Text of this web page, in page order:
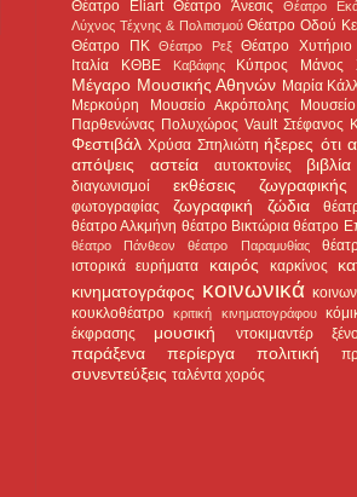
Θέατρο Eliart Θέατρο Άνεσις Θέατρο
Λύχνος Τέχνης & Πολιτισμού Θέατρο Οδού
Θέατρο ΠΚ
Θέατρο Ρεξ Θέατρο Χυτήριο
Ιταλία ΚΘΒΕ Καβάφης Κύπρος Μάνος
Μέγαρο Μουσικής Αθηνών Μαρία
Μερκούρη
Μουσείο Ακρόπολης
Παρθενώνας Πολυχώρος Vault Στέφανος
Φεστιβάλ Χρύσα Σπηλιώτη ήξερες ότι
απόψεις
αστεία αυτοκτονίες βιβλία
διαγωνισμοί
εκθέσεις ζωγραφικής
φωτογραφίας
ζωγραφική ζώδια
θέατρο Αλκμήνη θέατρο Βικτώρια θέατρο
θέατρο Πάνθεον θέατρο Παραμυθίας
ιστορικά ευρήματα
καιρός καρκίνος
κινηματογράφος κοινωνικά
κουκλοθέατρο
κριτική κινηματογράφου
έκφρασης
μουσική ντοκιμαντέρ
παράξενα περίεργα πολιτική
συνεντεύξεις ταλέντα χορός